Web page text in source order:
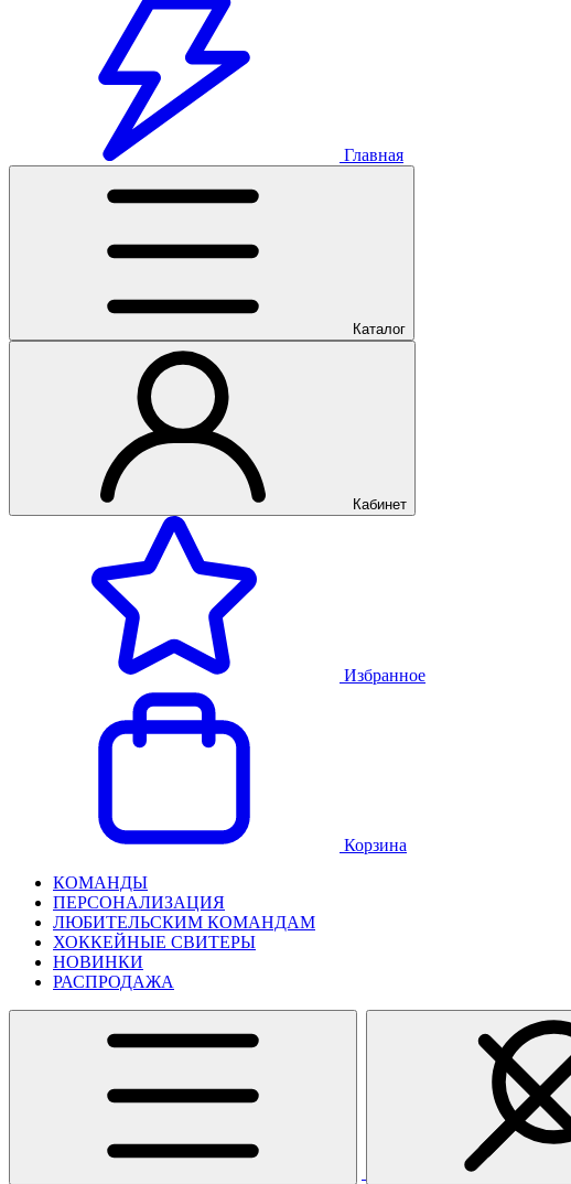
Главная
Каталог
Кабинет
Избранное
Корзина
КОМАНДЫ
ПЕРСОНАЛИЗАЦИЯ
ЛЮБИТЕЛЬСКИМ КОМАНДАМ
ХОККЕЙНЫЕ СВИТЕРЫ
НОВИНКИ
РАСПРОДАЖА